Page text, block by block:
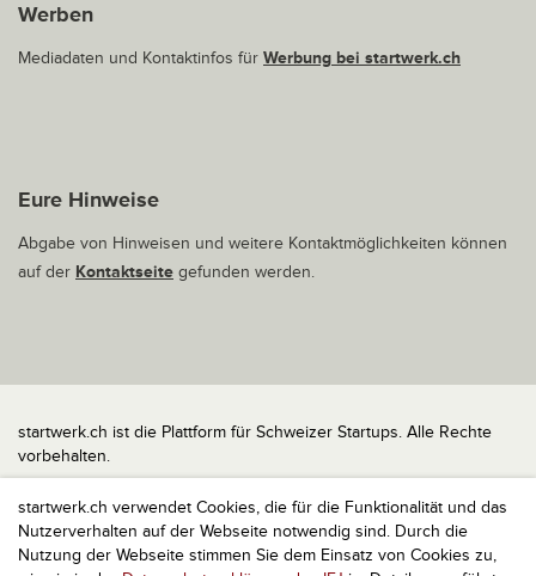
startwerk.ch verwendet Cookies, die für die Funktionalität und das
Nutzerverhalten auf der Webseite notwendig sind. Durch die
Nutzung der Webseite stimmen Sie dem Einsatz von Cookies zu,
Werben
Mediadaten und Kontaktinfos für Werbung bei startwerk.ch
Eure Hinweise
Abgabe von Hinweisen und weitere Kontaktmöglichkeiten können
auf der Kontaktseite gefunden werden.
startwerk.ch ist die Plattform für Schweizer Startups. Alle Rechte
vorbehalten.
Impressum
Kontakt
nach oben